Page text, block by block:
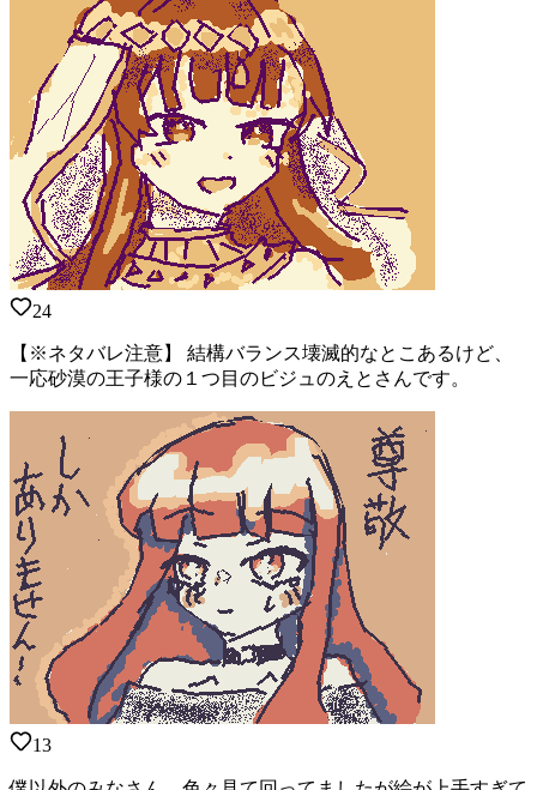
24
【※ネタバレ注意】 結構バランス壊滅的なとこあるけど、
一応砂漠の王子様の１つ目のビジュのえとさんです。
13